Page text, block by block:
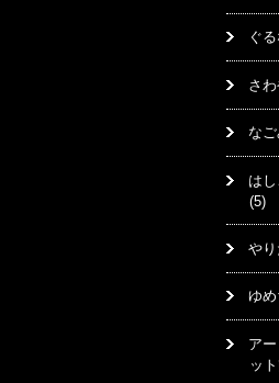
ぐ
さ
な
は
(5)
やり
ゆ
ア
ッ